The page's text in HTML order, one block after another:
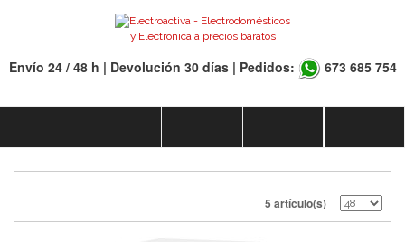
Envío 24 / 48 h | Devolución 30 días | Pedidos: 673 685 754
5 artículo(s)